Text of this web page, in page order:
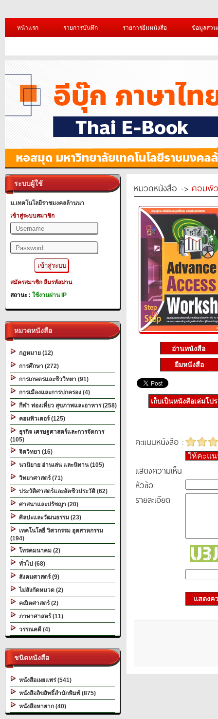
หน้าแรก รายการบันทึก รายการยืมหนังสือ ข้อมูลส่ว
ระบบผู้ใช้
ม.เทคโนโลยีราชมงคลล้านนา
เข้าสู่ระบบสมาชิก
สมัครสมาชิก ลืมรหัสผ่าน
สถานะ : ใช้งานผ่าน IP
หมวดหนังสือ
กฎหมาย (12)
การศึกษา (272)
การเกษตรและชีววิทยา (91)
การเมืองและการปกครอง (4)
กีฬา ท่องเที่ยว สุขภาพและอาหาร (258)
คอมพิวเตอร์ (125)
ธุรกิจ เศรษฐศาสตร์และการจัดการ
(105)
จิตวิทยา (16)
นวนิยาย อ่านเล่น และนิทาน (105)
วิทยาศาสตร์ (71)
ประวัติศาสตร์และอัตชีวประวัติ (62)
ศาสนาและปรัชญา (20)
ศิลปะและวัฒนธรรม (23)
เทคโนโลยี วิศวกรรม อุตสาหกรรม
(194)
โทรคมนาคม (2)
ทั่วไป (68)
สังคมศาสตร์ (9)
ไม่สังกัดหมวด (2)
คณิตศาสตร์ (2)
ภาษาศาสตร์ (11)
วรรณคดี (4)
ชนิดหนังสือ
หนังสือเผยแพร่ (541)
หนังสือลิขสิทธิ์สำนักพิมพ์ (875)
หนังสือหายาก (40)
หมวดหนังสือ -> คอมพิ
ยืมหนังสือ
เก็บเป็นหนังสือเล่มโป
คะแนนหนังสือ :
ให้คะแ
แสดงความเห็น
หัวข้อ
รายละเอียด
แสดงค